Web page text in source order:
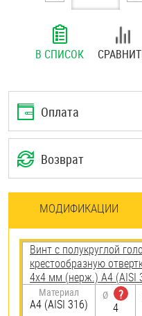
В СПИСОК
Оплата
Возврат
МОДИФИКАЦИИ
Винт с полукруглой
крестообразную
4х4 мм (нерж.) A4 (AISI
Материал
A4 (AISI 316)
Ø
?
4